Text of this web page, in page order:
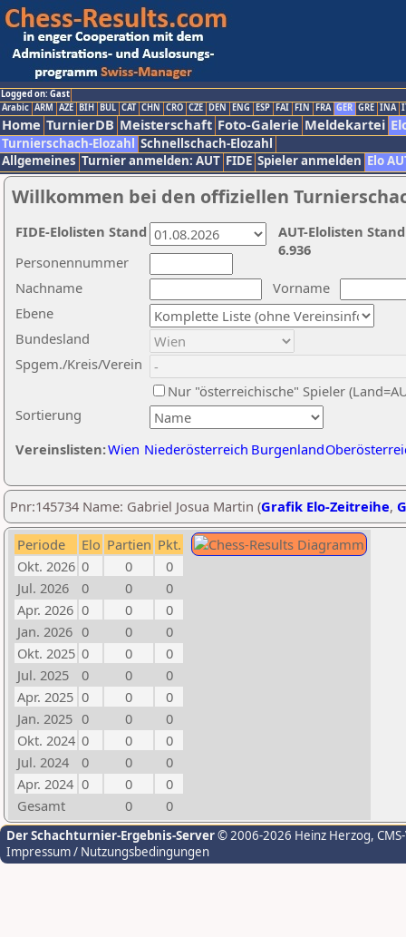
Logged on: Gast
Arabic ARM AZE BIH BUL CAT CHN CRO CZE DEN ENG ESP FAI FIN FRA GER GRE INA
Home TurnierDB Meisterschaft Foto-Galerie Meldekartei
Turnierschach-Elozahl Schnellschach-Elozahl
Allgemeines Turnier anmelden: AUT FIDE Spieler anmelden Elo
Willkommen bei den offiziellen
Nachname
Vorname
Ebene
Sortierung
Personennummer
Bundesland
Spgem./Kreis/Verein
Nur "österreichische" Spieler
Vereinslisten:Wien Niederösterreich Burgenland
AUT-Elolisten
6.936
FIDE-Elolisten Stand
Pnr:145734 Name: Gabriel Josua Martin (Grafik Elo-Zeitreihe,
Periode Elo Partien Pkt.
Okt. 2026 0 0
0
Jul. 2026
0 0
0
Apr. 2026 0 0
0
Jan. 2026 0 0
0
Okt. 2025 0 0
0
Jul. 2025
0 0
0
Apr. 2025 0 0
0
Jan. 2025 0 0
0
Okt. 2024 0 0
0
Jul. 2024
0 0
0
Apr. 2024 0 0
0
Gesamt
0 0
Der Schachturnier-Ergebnis-Server© 2006-2026 Heinz Herzog,
Impressum / Nutzungsbedingungen